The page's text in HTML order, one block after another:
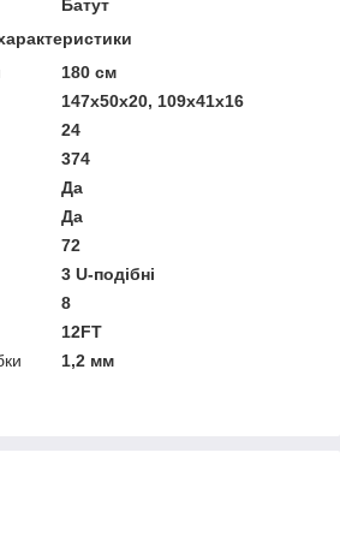
Батут
180 см
147х50х20, 109х41х16
24
374
Да
Да
72
3 U-подібні
8
12FT
1,2 мм